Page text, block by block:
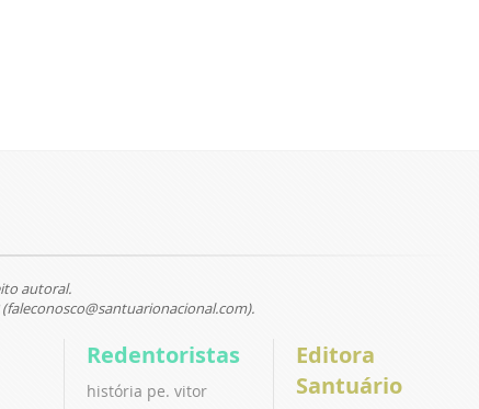
autoral.
Redentoristas
história pe. vitor
Editora
Santuário